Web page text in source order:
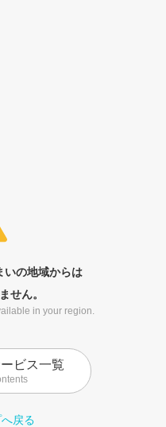
いの地域からは
せん。
in your region.
ビス一覧
戻る